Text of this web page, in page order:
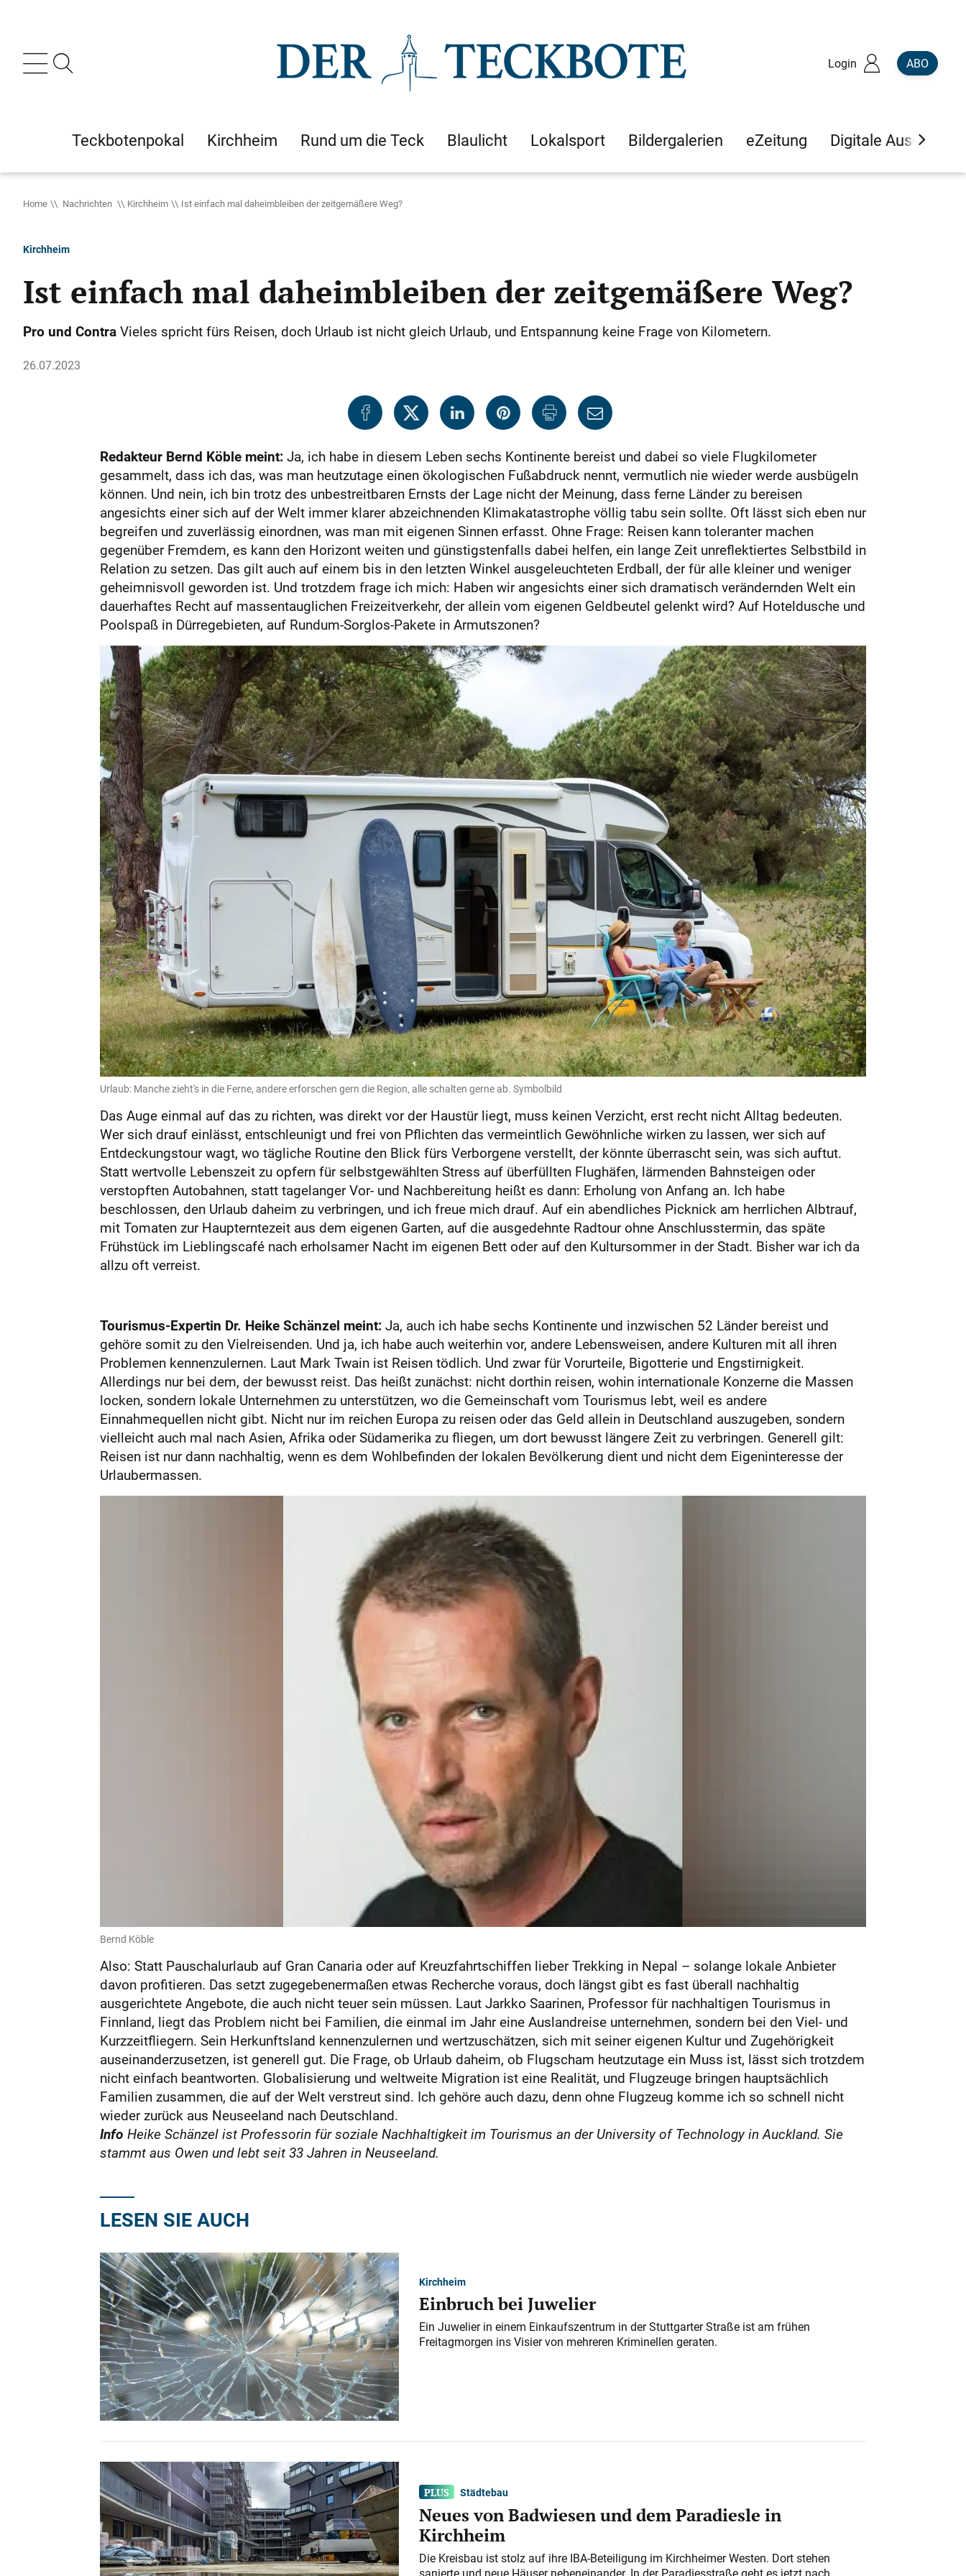
Login ABO
Teckbotenpokal Kirchheim Rund um die Teck Blaulicht Lokalsport Bildergalerien eZeitung Digitale Ausgaben
Home Nachrichten Kirchheim Ist einfach mal daheimbleiben der zeitgemäßere Weg?
Kirchheim
Ist einfach mal daheimbleiben der zeitgemäßere Weg?
Pro und ContraVieles spricht fürs Reisen, doch Urlaub ist nicht gleich Urlaub, und Entspannung keine Frage von Kilometern.
26.07.2023
Redakteur Bernd Köble meint:Ja, ich habe in diesem Leben sechs Kontinente bereist und dabei so viele Flugkilometer
gesammelt, dass ich das, was man heutzutage einen ökologischen Fußabdruck nennt, vermutlich nie wieder werde ausbügeln
können. Und nein, ich bin trotz des unbestreitbaren Ernsts der Lage nicht der Meinung, dass ferne Länder zu bereisen
angesichts einer sich auf der Welt immer klarer abzeichnenden Klimakatastrophe völlig tabu sein sollte. Oft lässt sich eben nur
begreifen und zuverlässig einordnen, was man mit eigenen Sinnen erfasst. Ohne Frage: Reisen kann toleranter machen
gegenüber Fremdem, es kann den Horizont weiten und günstigstenfalls dabei helfen, ein lange Zeit unreflektiertes Selbstbild in
Relation zu setzen. Das gilt auch auf einem bis in den letzten Winkel ausgeleuchteten Erdball, der für alle kleiner und weniger
geheimnisvoll geworden ist. Und trotzdem frage ich mich: Haben wir angesichts einer sich dramatisch verändernden Welt ein
dauerhaftes Recht auf massentauglichen Freizeitverkehr, der allein vom eigenen Geldbeutel gelenkt wird? Auf Hoteldusche und
Poolspaß in Dürregebieten, auf Rundum-Sorglos-Pakete in Armutszonen?
Urlaub: Manche zieht's in die Ferne, andere erforschen gern die Region, alle schalten gerne ab. Symbolbild
Das Auge einmal auf das zu richten, was direkt vor der Haustür liegt, muss keinen Verzicht, erst recht nicht Alltag bedeuten.
Wer sich drauf einlässt, entschleunigt und frei von Pflichten das vermeintlich Gewöhnliche wirken zu lassen, wer sich auf
Entdeckungstour wagt, wo tägliche Routine den Blick fürs Verborgene verstellt, der könnte überrascht sein, was sich auftut.
Statt wertvolle Lebenszeit zu opfern für selbstgewählten Stress auf überfüllten Flughäfen, lärmenden Bahnsteigen oder
verstopften Autobahnen, statt tagelanger Vor- und Nachbereitung heißt es dann: Erholung von Anfang an. Ich habe
beschlossen, den Urlaub daheim zu verbringen, und ich freue mich drauf. Auf ein abendliches Picknick am herrlichen Albtrauf,
mit Tomaten zur Haupterntezeit aus dem eigenen Garten, auf die ausgedehnte Radtour ohne Anschlusstermin, das späte
Frühstück im Lieblings­café nach erholsamer Nacht im eigenen Bett oder auf den Kultursommer in der Stadt. Bisher war ich da
allzu oft verreist.
Tourismus-Expertin Dr. Heike Schänzel meint:Ja, auch ich habe sechs Kontinente und inzwischen 52 Länder bereist und
gehöre somit zu den Vielreisenden. Und ja, ich habe auch weiterhin vor, andere Lebensweisen, andere Kulturen mit all ihren
Problemen kennenzulernen. Laut Mark Twain ist Reisen tödlich. Und zwar für Vorurteile, Bigotterie und Engstirnigkeit.
Allerdings nur bei dem, der bewusst reist. Das heißt zunächst: nicht dorthin reisen, wohin internationale Konzerne die Massen
locken, sondern lokale Unternehmen zu unterstützen, wo die Gemeinschaft vom Tourismus lebt, weil es andere
Einnahmequellen nicht gibt. Nicht nur im reichen Europa zu reisen oder das Geld allein in Deutschland auszugeben, sondern
vielleicht auch mal nach Asien, Afrika oder Südamerika zu fliegen, um dort bewusst längere Zeit zu verbringen. Generell gilt:
Reisen ist nur dann nachhaltig, wenn es dem Wohlbefinden der lokalen Bevölkerung dient und nicht dem Eigeninteresse der
Urlaubermassen.
Bernd Köble
Also: Statt Pauschalurlaub auf Gran Canaria oder auf Kreuzfahrtschiffen lieber Trekking in Nepal – solange lokale Anbieter
davon profitieren. Das setzt zugegebenermaßen etwas Recherche voraus, doch längst gibt es fast überall nachhaltig
ausgerichtete Angebote, die auch nicht teuer sein müssen. Laut Jarkko Saarinen, Professor für nachhaltigen Tourismus in
Finnland, liegt das Problem nicht bei Familien, die einmal im Jahr eine Auslandreise unternehmen, sondern bei den Viel- und
Kurzzeitfliegern. Sein Herkunftsland kennenzulernen und wertzuschätzen, sich mit seiner eigenen Kultur und Zugehörigkeit
auseinanderzusetzen, ist generell gut. Die Frage, ob Urlaub daheim, ob Flugscham heutzutage ein Muss ist, lässt sich trotzdem
nicht einfach beantworten. Globalisierung und weltweite Migration ist eine Realität, und Flugzeuge bringen hauptsächlich
Familien zusammen, die auf der Welt verstreut sind. Ich gehöre auch dazu, denn ohne Flugzeug komme ich so schnell nicht
wieder zurück aus Neuseeland nach Deutschland.
Info Heike Schänzel ist Professorin für soziale Nachhaltigkeit im Tourismus an der University of Technology in Auckland. Sie
stammt aus Owen und lebt seit 33 Jahren in Neuseeland.
LESEN SIE AUCH
Kirchheim
Einbruch bei Juwelier
Ein Juwelier in einem Einkaufszentrum in der Stuttgarter Straße ist am frühen
Freitagmorgen ins Visier von mehreren Kriminellen geraten.
Städtebau
Neues von Badwiesen und dem Paradiesle in
Kirchheim
Die Kreisbau ist stolz auf ihre IBA-Beteiligung im Kirchheimer Westen. Dort stehen